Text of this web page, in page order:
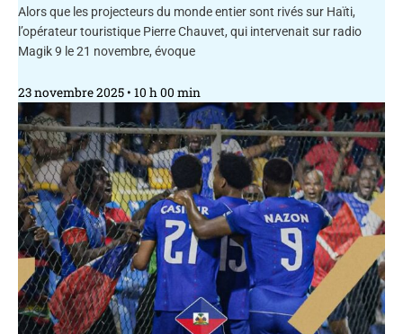
Alors que les projecteurs du monde entier sont rivés sur Haïti,
l’opérateur touristique Pierre Chauvet, qui intervenait sur radio
Magik 9 le 21 novembre, évoque
23 novembre 2025 10 h 00 min